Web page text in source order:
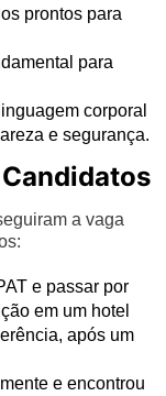
prontos para
para
corporal
e segurança.
a vaga
e passar por
em um hotel
após um
e encontrou